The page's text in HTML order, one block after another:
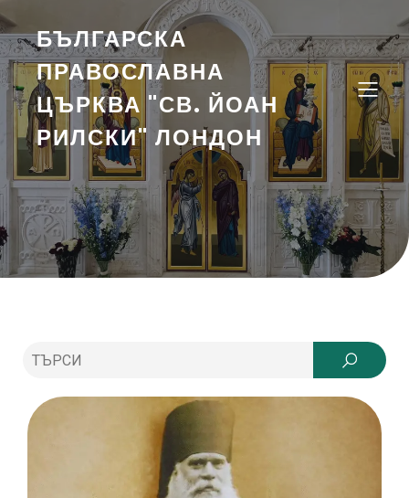
БЪЛГАРСКА
ПРАВОСЛАВНА
ЦЪРКВА "СВ. ЙОАН
РИЛСКИ" ЛОНДОН